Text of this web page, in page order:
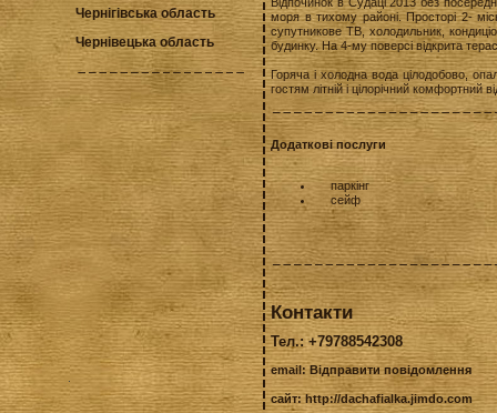
Чернігівська область
Чернівецька область
моря в тихому районі. Просторі 2-
супутникове ТВ, холодильник,
будинку. На 4-му поверсі відкрита
Горяча і холодна вода цілодобово,
гостям літній і цілорічний
Додаткові послуги
паркінг
сейф
Контакти
Тел.: +79788542308
email: Відправити повідомлення
сайт:http://dachafialka.jimdo.com